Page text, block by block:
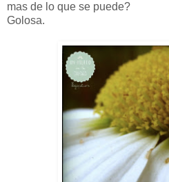
mas de lo que se puede?
Golosa.